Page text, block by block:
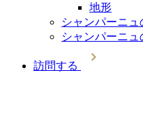
地形
シャンパーニュ
シャンパーニュ
訪問する